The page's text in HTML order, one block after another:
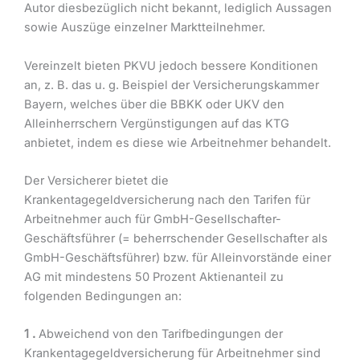
Autor diesbezüglich nicht bekannt, lediglich Aussagen
sowie Auszüge einzelner Marktteilnehmer.
Vereinzelt bieten PKVU jedoch bessere Konditionen
an, z. B. das u. g. Beispiel der Versicherungskammer
Bayern, welches über die BBKK oder UKV den
Alleinherrschern Vergünstigungen auf das KTG
anbietet, indem es diese wie Arbeitnehmer behandelt.
Der Versicherer bietet die
Krankentagegeldversicherung nach den Tarifen für
Arbeitnehmer auch für GmbH-Gesellschafter-
Geschäftsführer (= beherrschender Gesellschafter als
GmbH-Geschäftsführer) bzw. für Alleinvorstände einer
AG mit mindestens 50 Prozent Aktienanteil zu
folgenden Bedingungen an:
1 . Abweichend von den Tarifbedingungen der
Krankentagegeldversicherung für Arbeitnehmer sind